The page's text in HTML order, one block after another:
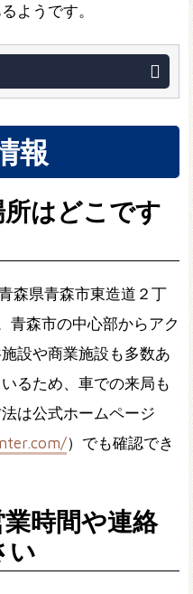
ようです。
報
はどこです
森県青森市東造道２丁
青森市の中心部からアク
設や商業施設も多数あ
るため、車での来局も
は公式ホームページ
）でも確認でき
時間や連絡
い